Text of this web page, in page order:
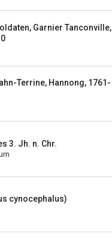
Garnier Tanconville,
Terrine, Hannong, 1761-
3. Jh. n. Chr.
cynocephalus)